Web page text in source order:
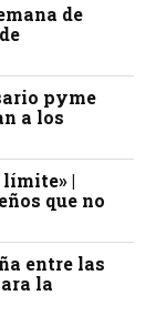
de
pyme
a los
|
que no
entre las
la